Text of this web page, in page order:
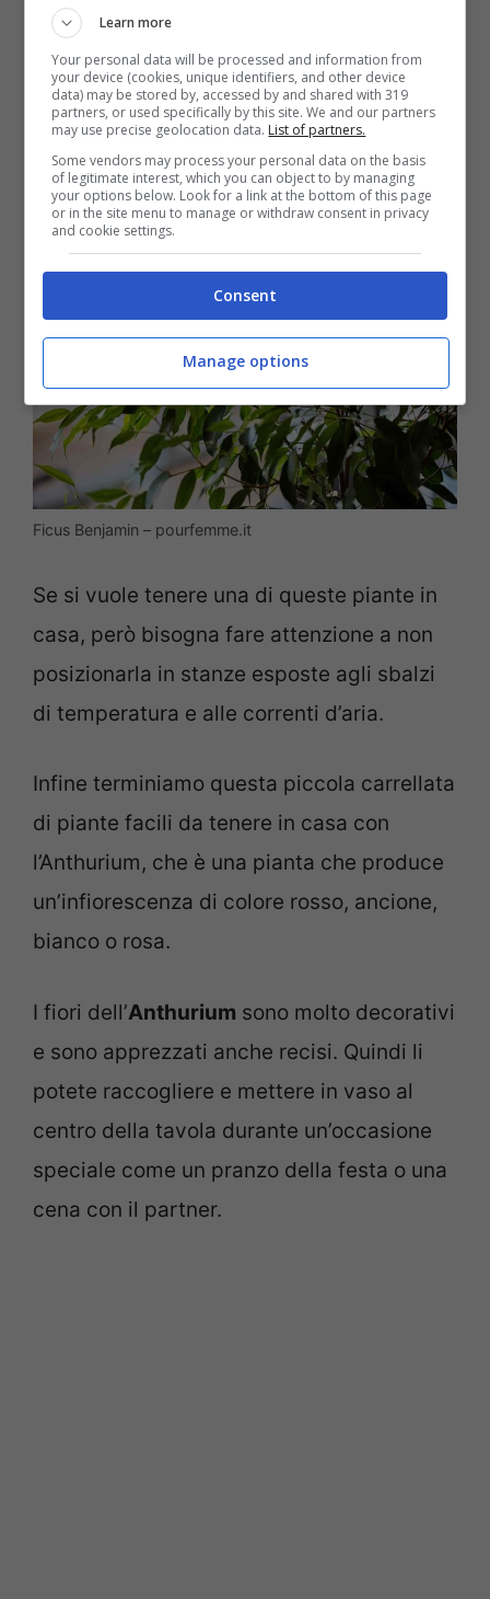
d’appartamento con fogliame ornamentale
che può raggiungere anche altezze
elevate, se ben tenuta, che si presta bene
ad essere collocata in qualsiasi ambiente
domestico.
Ficus Benjamin – pourfemme.it
Se si vuole tenere una di queste piante in
casa, però bisogna fare attenzione a non
posizionarla in stanze esposte agli sbalzi
di temperatura e alle correnti d’aria.
Infine terminiamo questa piccola carrellata
di piante facili da tenere in casa con
l’Anthurium, che è una pianta che produce
un’infiorescenza di colore rosso, ancione,
bianco o rosa.
I fiori dell’Anthurium sono molto decorativi
e sono apprezzati anche recisi. Quindi li
potete raccogliere e mettere in vaso al
centro della tavola durante un’occasione
speciale come un pranzo della festa o una
cena con il partner.
Learn more
Your personal data will be processed and information from
your device (cookies, unique identifiers, and other device
data) may be stored by, accessed by and shared with 319
partners, or used specifically by this site. We and our partners
may use precise geolocation data. List of partners.
Some vendors may process your personal data on the basis
of legitimate interest, which you can object to by managing
your options below. Look for a link at the bottom of this page
or in the site menu to manage or withdraw consent in privacy
and cookie settings.
Consent
Manage options